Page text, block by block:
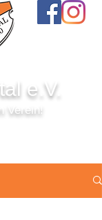
e.V.
Verein!